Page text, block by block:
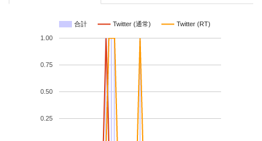
合計 Twitter (通常) Twitter (RT)
0.25
0.50
0.75
1.00